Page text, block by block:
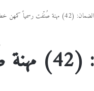
الضمان: (42) مهنة صُنّفت رسمياً كمهن خطرة
خطرة